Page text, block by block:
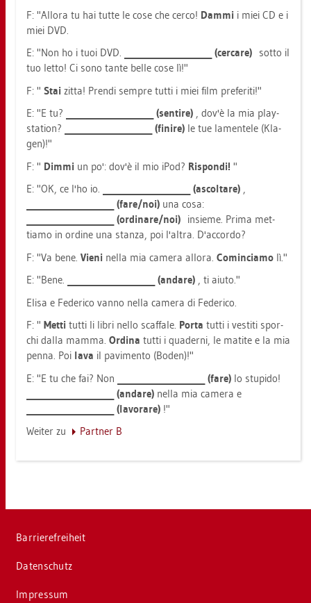
F: "All­ora tu hai tutte le cose che cerco! Dammi i miei CD e i
miei DVD.
E: "Non ho i tuoi DVD.
_____________________ (cer­ca­re) sotto il
tuo letto! Ci sono tante belle cose lì!"
F: " Stai zitta! Pren­di semp­re tutti i miei film pre­fe­ri­ti!"
E: "E tu?
_____________________ (sen­ti­re) , dov'è la mia play­
sta­ti­on?
_____________________ (fi­ni­re) le tue la­men­te­le (Kla­
gen)!"
F: " Dimmi un po': dov'è il mio iPod? Rispon­di! "
E: "OK, ce l'ho io.
_____________________ (as­col­ta­re) ,
_____________________ (fare/noi) una cosa:
_____________________ (or­di­na­re/noi) in­sie­me. Prima met­
tiamo in or­di­ne una stan­za, poi l'altra. D'ac­cor­do?
F: "Va bene. Vieni nella mia ca­me­ra all­ora. Co­min­cia­mo lì."
E: "Bene.
_____________________ (an­da­re) , ti aiuto."
Elisa e Fe­de­ri­co vanno nella ca­me­ra di Fe­de­ri­co.
F: " Metti tutti li libri nello scaf­fa­le. Porta tutti i ves­ti­ti spor­
chi dalla mamma. Or­di­na tutti i qua­der­ni, le ma­ti­te e la mia
penna. Poi lava il pavimen­to (Boden)!"
E: "E tu che fai? Non
_____________________ (fare) lo stu­pi­do!
_____________________ (an­da­re) nella mia ca­me­ra e
_____________________ (la­vor­a­re) !"
Wei­ter zu
Part­ner B
Bar­rie­re­frei­heit
Da­ten­schutz
Im­pres­sum